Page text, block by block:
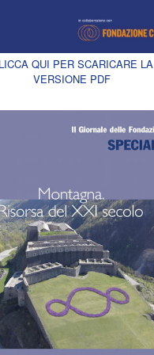
QUI PER SCARICARE LA
VERSIONE PDF